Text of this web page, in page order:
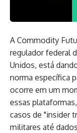
A Commodity
regulador federal
Unidos, está
norma específica
ocorre em um
essas
casos de "insider
militares até